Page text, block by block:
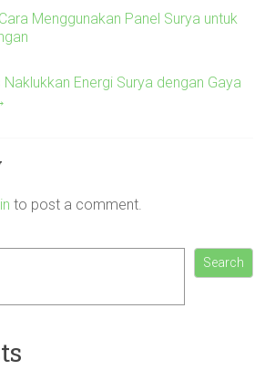
Menggunakan Panel Surya untuk
Naklukkan Energi Surya dengan Gaya
to post a comment.
Search